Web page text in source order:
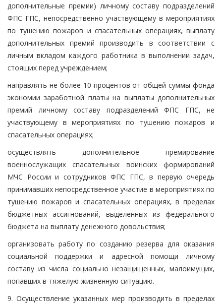
дополнительные премии) личному составу подразделений
ФПС ГПС, непосредственно участвующему в мероприятиях
по тушению пожаров и спасательных операциях, выплату
дополнительных премий производить в соответствии с
личным вкладом каждого работника в выполнении задач,
стоящих перед учреждением;
направлять не более 10 процентов от общей суммы фонда
экономии заработной платы на выплаты дополнительных
премий личному составу подразделений ФПС ГПС, не
участвующему в мероприятиях по тушению пожаров и
спасательных операциях;
осуществлять дополнительное премирование
военнослужащих спасательных воинских формирований
МЧС России и сотрудников ФПС ГПС, в первую очередь
принимавших непосредственное участие в мероприятиях по
тушению пожаров и спасательных операциях, в пределах
бюджетных ассигнований, выделенных из федерального
бюджета на выплату денежного довольствия;
организовать работу по созданию резерва для оказания
социальной поддержки и адресной помощи личному
составу из числа социально незащищенных, малоимущих,
попавших в тяжелую жизненную ситуацию.
9. Осуществление указанных мер производить в пределах